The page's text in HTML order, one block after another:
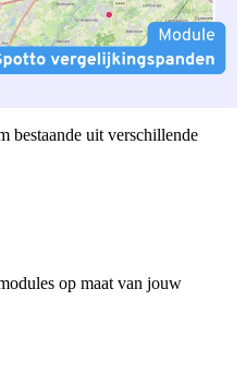
bestaande uit verschillende
op maat van jouw